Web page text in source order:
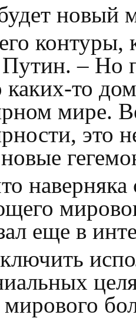
новый
контуры,
– Но
каких-то
мире.
это
еще в